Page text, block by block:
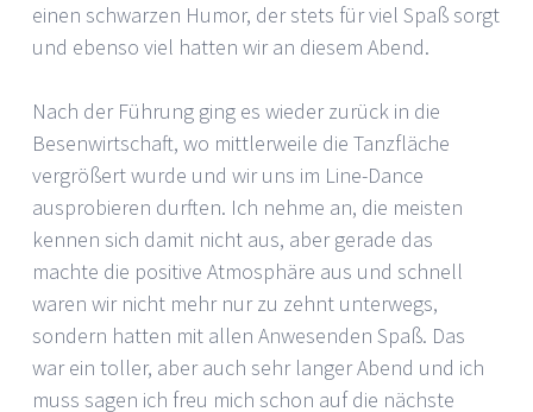
einen schwarzen Humor, der stets für viel Spaß sorgt
und ebenso viel hatten wir an diesem Abend.
Nach der Führung ging es wieder zurück in die
Besenwirtschaft, wo mittlerweile die Tanzfläche
vergrößert wurde und wir uns im Line-Dance
ausprobieren durften. Ich nehme an, die meisten
kennen sich damit nicht aus, aber gerade das
machte die positive Atmosphäre aus und schnell
waren wir nicht mehr nur zu zehnt unterwegs,
sondern hatten mit allen Anwesenden Spaß. Das
war ein toller, aber auch sehr langer Abend und ich
muss sagen ich freu mich schon auf die nächste